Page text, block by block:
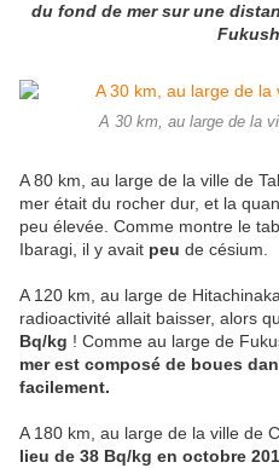
du fond de mer sur une
A 30 km, au large de la
A 80 km, au large de la ville de
mer était du rocher dur, et la
peu élevée. Comme montre le
Ibaragi, il y avait peu de césium.
A 120 km, au large de
radioactivité allait baisser, alors
Bq/kg ! Comme au large de
mer est composé de boues
facilement.
A 180 km, au large de la ville de
lieu de 38 Bq/kg en octobre